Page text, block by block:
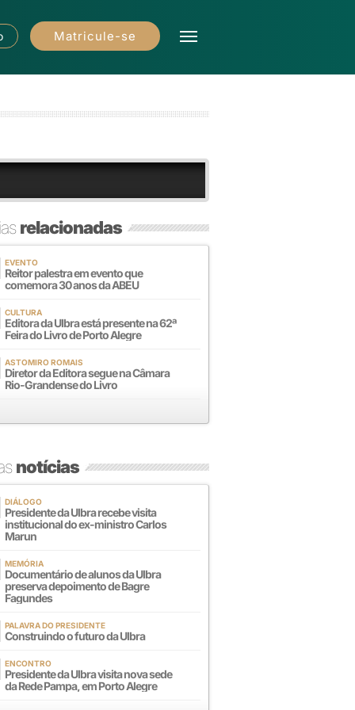
Matricule-se
relacionadas
EVENTO
Reitor palestra em evento que
comemora 30 anos da ABEU
CULTURA
Editora da Ulbra está presente na 62ª
Feira do Livro de Porto Alegre
ASTOMIRO ROMAIS
Diretor da Editora segue na Câmara
Rio-Grandense do Livro
notícias
DIÁLOGO
Presidente da Ulbra recebe visita
institucional do ex-ministro Carlos
Marun
MEMÓRIA
Documentário de alunos da Ulbra
preserva depoimento de Bagre
Fagundes
PALAVRA DO PRESIDENTE
Construindo o futuro da Ulbra
ENCONTRO
Presidente da Ulbra visita nova sede
da Rede Pampa, em Porto Alegre